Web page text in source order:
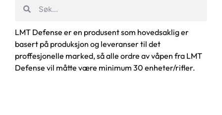
LMT Defense er en produsent som hovedsaklig er
basert på produksjon og leveranser til det
proffesjonelle marked, så alle ordre av våpen fra LMT
Defense vil måtte være minimum 30 enheter/rifler.